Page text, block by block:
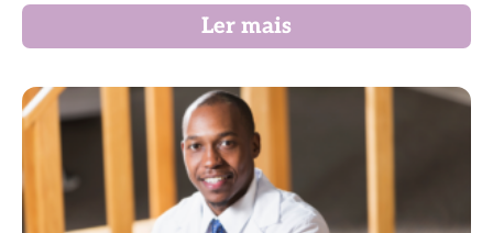
Ler mais